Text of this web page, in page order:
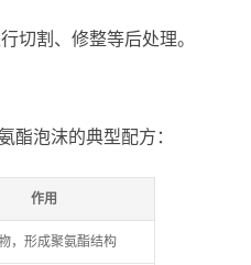
切割、修整等后处理。
酯泡沫的典型配方：
作用
，形成聚氨酯结构